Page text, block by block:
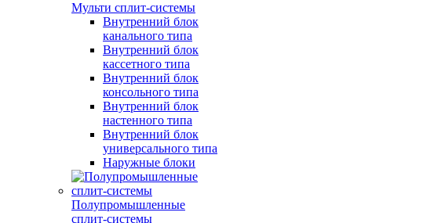
Мульти сплит-системы
Внутренний блок
канального типа
Внутренний блок
кассетного типа
Внутренний блок
консольного типа
Внутренний блок
настенного типа
Внутренний блок
универсального типа
Наружные блоки
Полупромышленные
сплит-системы